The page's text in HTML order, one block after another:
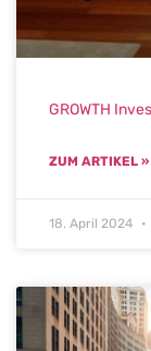
GROWTH
ZUM ARTIKEL »
18. April 2024